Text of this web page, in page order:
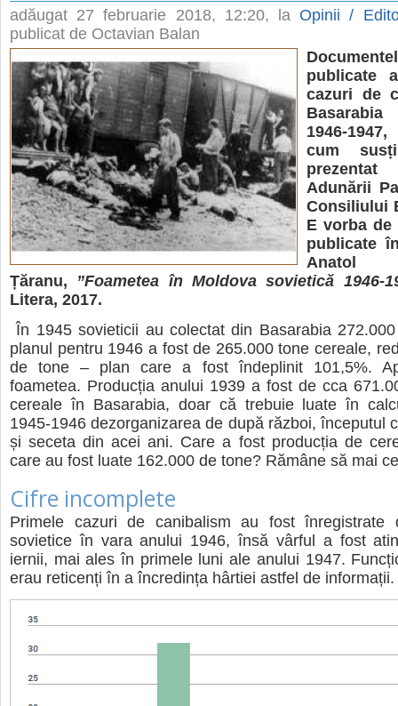
adăugat 27 februarie 2018, 12:20, la Opinii /
publicat de Octavian Balan
publicate
cazuri de
1946-
cum
Adunării
Consiliului
E vorba de
publicate
Anatol
Țăranu, ”Foametea în Moldova sovietică 1946-
Litera, 2017.
În 1945 sovieticii au colectat din Basarabia
planul pentru 1946 a fost de 265.000 tone cereale,
de tone – plan care a fost îndeplinit 101,5%.
foametea. Producția anului 1939 a fost de cca
cereale în Basarabia, doar că trebuie luate în
1945-1946 dezorganizarea de după război, începutul
și seceta din acei ani. Care a fost producția de
care au fost luate 162.000 de tone? Rămâne să mai
Cifre incomplete
Primele cazuri de canibalism au fost înregistrate
sovietice în vara anului 1946, însă vârful a fost
iernii, mai ales în primele luni ale anului 1947.
erau reticenți în a încredința hârtiei astfel de informații.